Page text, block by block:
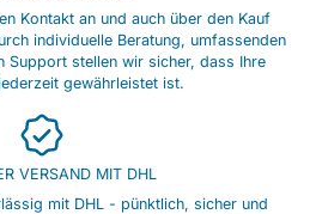
Kontakt an und auch über den Kauf
individuelle Beratung, umfassenden
Support stellen wir sicher, dass Ihre
gewährleistet ist.
VERSAND MIT DHL
mit DHL - pünktlich, sicher und